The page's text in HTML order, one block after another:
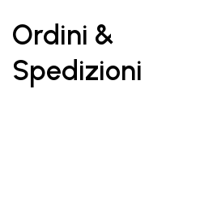
Ordini &
Spedizioni